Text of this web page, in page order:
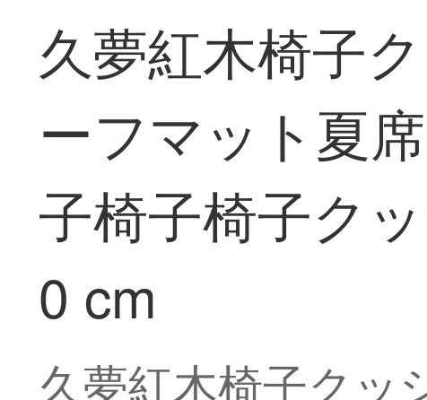
久夢紅木椅子
ーフマット夏
子椅子椅子ク
0 cm
久夢紅木椅子クッ